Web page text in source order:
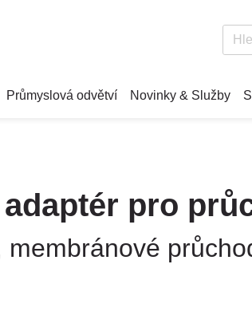
Průmyslová odvětví Novinky & Služby
adaptér pro
membránové